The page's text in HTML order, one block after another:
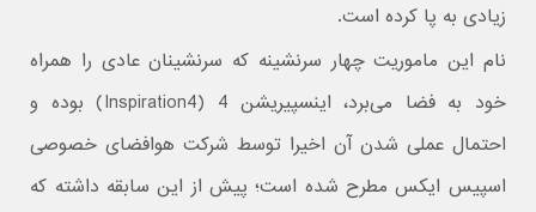
زیادی به پا کرده است.
نام این ماموریت چهار سرنشینه که سرنشینان عادی را همراه
خود به فضا می‌برد، اینسپیریشن 4 (Inspiration4) بوده و
احتمال عملی شدن آن اخیرا توسط شرکت هوافضای خصوصی
اسپیس ایکس مطرح شده است؛ پیش از این سابقه داشته که